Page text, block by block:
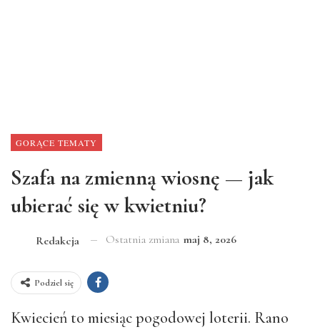
GORĄCE TEMATY
Szafa na zmienną wiosnę — jak
ubierać się w kwietniu?
Redakcja Ostatnia zmiana maj 8, 2026
Podziel się
Kwiecień to miesiąc pogodowej loterii. Rano